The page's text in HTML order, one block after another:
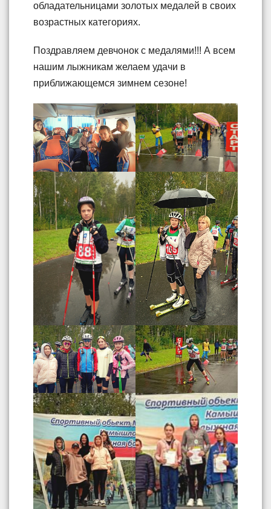
обладательницами золотых медалей в своих
возрастных категориях.
Поздравляем девчонок с медалями!!! А всем
нашим лыжникам желаем удачи в
приближающемся зимнем сезоне!